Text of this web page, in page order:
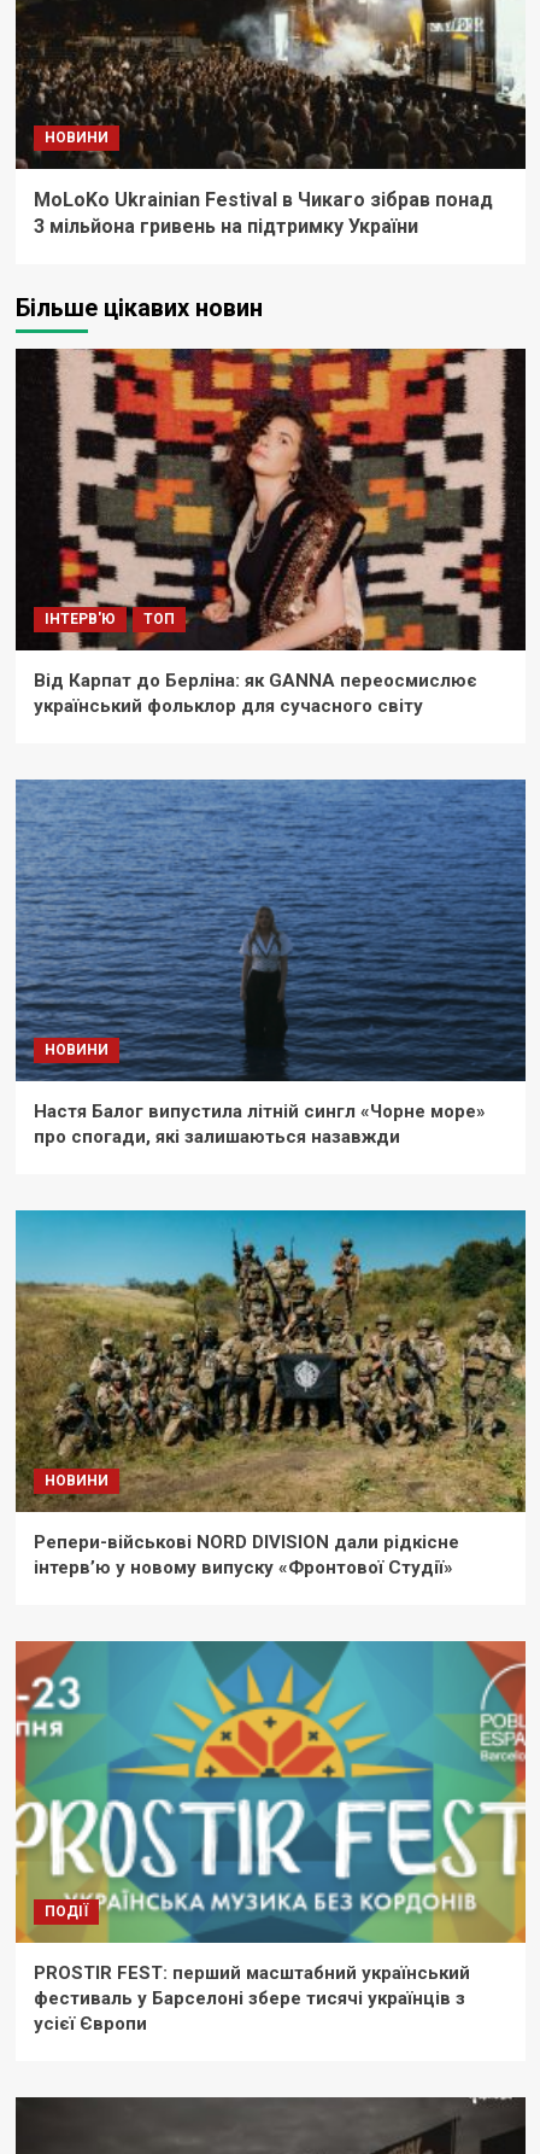
НОВИНИ
MoLoKo Ukrainian Festival в Чикаго зібрав понад
3 мільйона гривень на підтримку України
Більше цікавих новин
ІНТЕРВ'Ю ТОП
Від Карпат до Берліна: як GANNA переосмислює
український фольклор для сучасного світу
НОВИНИ
Настя Балог випустила літній сингл «Чорне море»
про спогади, які залишаються назавжди
НОВИНИ
Репери-військові NORD DIVISION дали рідкісне
інтерв’ю у новому випуску «Фронтової Студії»
ПОДІЇ
PROSTIR FEST: перший масштабний український
фестиваль у Барселоні збере тисячі українців з
усієї Європи